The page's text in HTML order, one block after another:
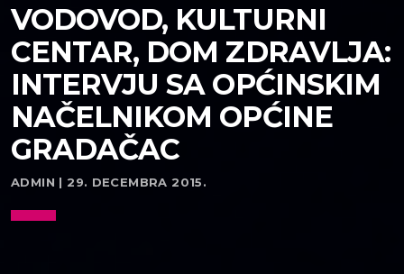
VODOVOD, KULTURNI
CENTAR, DOM ZDRAVLJA:
INTERVJU SA OPĆINSKIM
NAČELNIKOM OPĆINE
GRADAČAC
ADMIN | 29. DECEMBRA 2015.